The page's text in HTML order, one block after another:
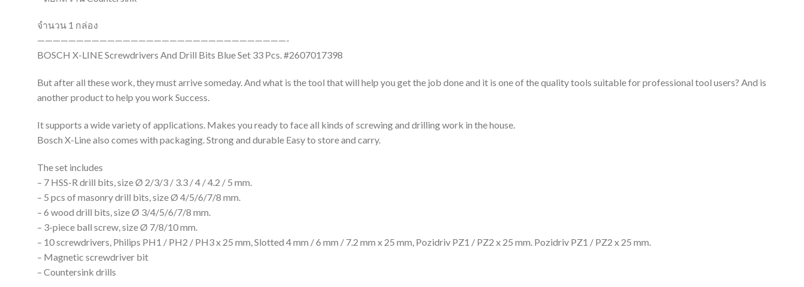
จำนวน 1 กล่อง
————————————————————————————————-
BOSCH X-LINE Screwdrivers And Drill Bits Blue Set 33 Pcs. #2607017398
But after all these work, they must arrive someday. And what is the tool that will help you get the job done and it is one of the quality tools suitable for professional tool users? And is
another product to help you work Success.
It supports a wide variety of applications. Makes you ready to face all kinds of screwing and drilling work in the house.
Bosch X-Line also comes with packaging. Strong and durable Easy to store and carry.
The set includes
– 7 HSS-R drill bits, size Ø 2/3/3 / 3.3 / 4 / 4.2 / 5 mm.
– 5 pcs of masonry drill bits, size Ø 4/5/6/7/8 mm.
– 6 wood drill bits, size Ø 3/4/5/6/7/8 mm.
– 3-piece ball screw, size Ø 7/8/10 mm.
– 10 screwdrivers, Philips PH1 / PH2 / PH3 x 25 mm, Slotted 4 mm / 6 mm / 7.2 mm x 25 mm, Pozidriv PZ1 / PZ2 x 25 mm. Pozidriv PZ1 / PZ2 x 25 mm.
– Magnetic screwdriver bit
– Countersink drills